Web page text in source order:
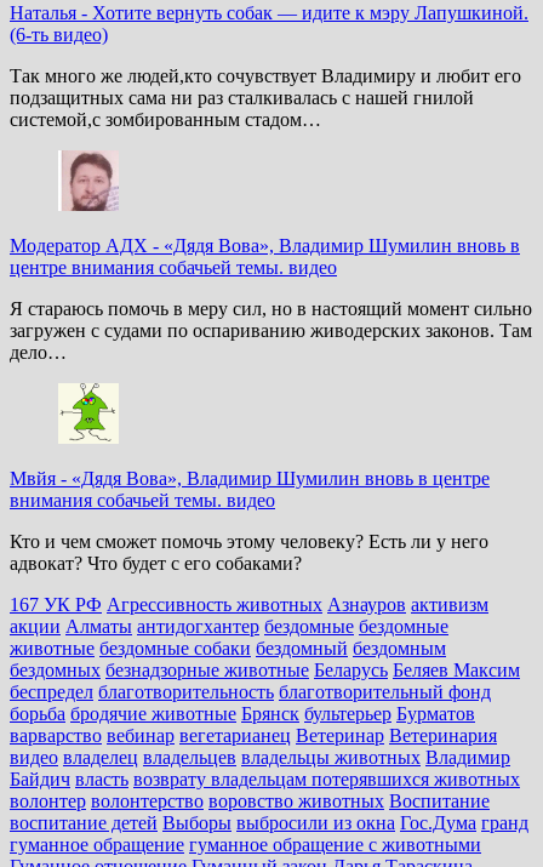
Наталья - Хотите вернуть собак — идите к мэру Лапушкиной.
(6-ть видео)
Так много же людей,кто сочувствует Владимиру и любит его
подзащитных сама ни раз сталкивалась с нашей гнилой
системой,с зомбированным стадом…
Модератор АДХ - «Дядя Вова», Владимир Шумилин вновь в
центре внимания собачьей темы. видео
Я стараюсь помочь в меру сил, но в настоящий момент сильно
загружен с судами по оспариванию живодерских законов. Там
дело…
Мвйя - «Дядя Вова», Владимир Шумилин вновь в центре
внимания собачьей темы. видео
Кто и чем сможет помочь этому человеку? Есть ли у него
адвокат? Что будет с его собаками?
167 УК РФ Агрессивность животных Азнауров активизм
акции Алматы антидогхантер бездомные бездомные
животные бездомные собаки бездомный бездомным
бездомных безнадзорные животные Беларусь Беляев Максим
беспредел благотворительность благотворительный фонд
борьба бродячие животные Брянск бультерьер Бурматов
варварство вебинар вегетарианец Ветеринар Ветеринария
видео владелец владельцев владельцы животных Владимир
Байдич власть возврату владельцам потерявшихся животных
волонтер волонтерство воровство животных Воспитание
воспитание детей Выборы выбросили из окна Гос.Дума гранд
гуманное обращение гуманное обращение с животными